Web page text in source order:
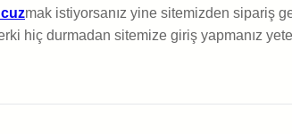
mak istiyorsanız yine sitemizden sipariş
hiç durmadan sitemize giriş yapmanız